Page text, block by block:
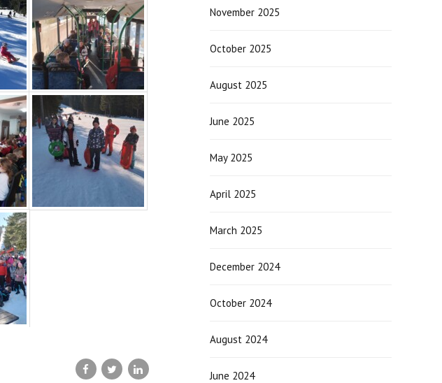
November 2025
October 2025
August 2025
June 2025
May 2025
April 2025
March 2025
December 2024
October 2024
August 2024
June 2024